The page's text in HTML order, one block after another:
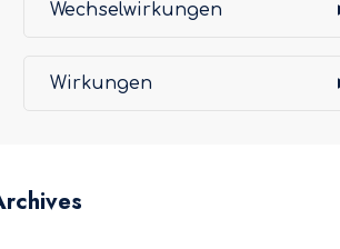
Wechselwirkungen
Wirkungen